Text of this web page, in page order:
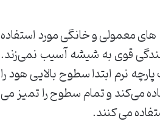
معمولی و خانگی مورد استفاده
قوی به شیشه آسیب نمی‌زند.
نرم ابتدا سطوح بالایی هود را
می‌کند و تمام سطوح را تمیز می
می کنند.